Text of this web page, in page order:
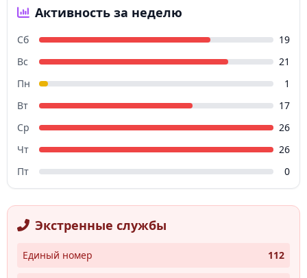
Активность за неделю
Сб
19
Вс
21
Пн
1
Вт
17
Ср
26
Чт
26
Пт
0
Экстренные службы
Единый номер 112